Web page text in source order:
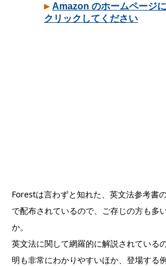
Forestは言わずと知れた、英文法参考書
で配布されているので、ご存じの方も多
か。
英文法に関して網羅的に解説されている
明も非常にわかりやすいほか、登場する